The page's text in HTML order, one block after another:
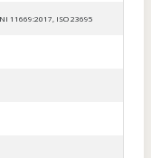
11669:2017, ISO 23695